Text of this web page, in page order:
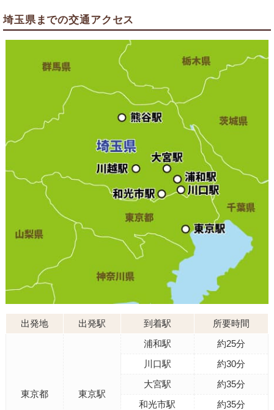
埼玉県までの交通アクセス
出発地 出発駅 到着駅 所要時間
東京都 東京駅
浦和駅
約25分
川口駅
約30分
大宮駅
約35分
和光市駅
約35分